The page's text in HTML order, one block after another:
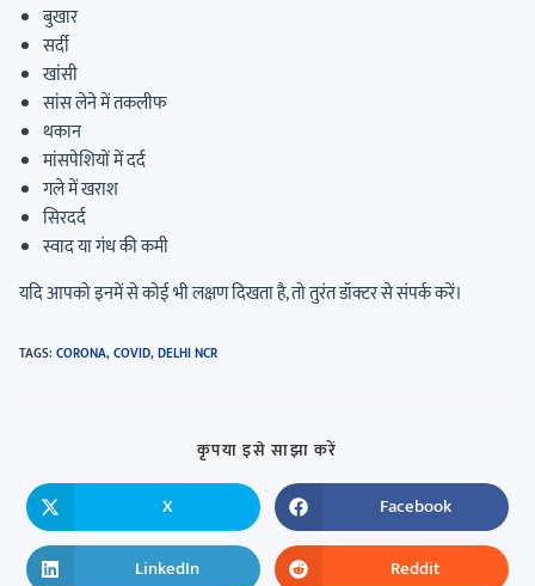
बुखार
सर्दी
खांसी
सांस लेने में तकलीफ
थकान
मांसपेशियों में दर्द
गले में खराश
सिरदर्द
स्वाद या गंध की कमी
यदि आपको इनमें से कोई भी लक्षण दिखता है, तो तुरंत डॉक्टर से संपर्क करें।
TAGS: CORONA,COVID,DELHI NCR
कृपया इसे साझा करें
X Facebook
LinkedIn Reddit